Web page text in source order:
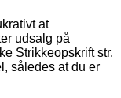
at
udsalg på
Strikkeopskrift str.
således at du er